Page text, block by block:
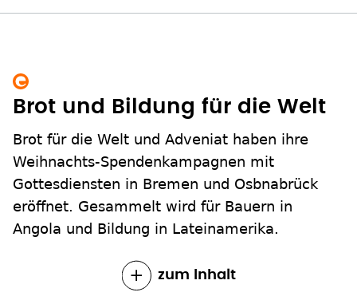
Brot und Bildung für die Welt
Brot für die Welt und Adveniat haben ihre
Weihnachts-Spendenkampagnen mit
Gottesdiensten in Bremen und Osbnabrück
eröffnet. Gesammelt wird für Bauern in
Angola und Bildung in Lateinamerika.
zum Inhalt